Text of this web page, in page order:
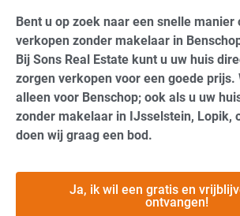
Bent u op zoek naar een snelle manier
verkopen zonder makelaar in
Bij Sons Real Estate kunt u uw huis
zorgen verkopen voor een goede prijs.
alleen voor Benschop; ook als u uw
zonder makelaar in IJsselstein, Lopik,
doen wij graag een bod.
Ja, ik wil een gratis en
ontvangen!